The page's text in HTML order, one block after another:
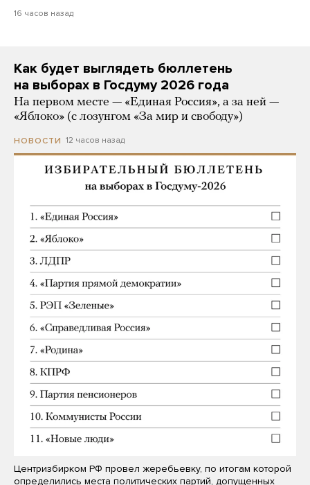
16 часов назад
Как будет выглядеть бюллетень
на выборах в Госдуму 2026 года
На первом месте — «Единая Россия», а за ней —
«Яблоко» (с лозунгом «За мир и свободу»)
НОВОСТИ 12 часов назад
Центризбирком РФ провел жеребьевку, по итогам которой
определились места политических партий, допущенных